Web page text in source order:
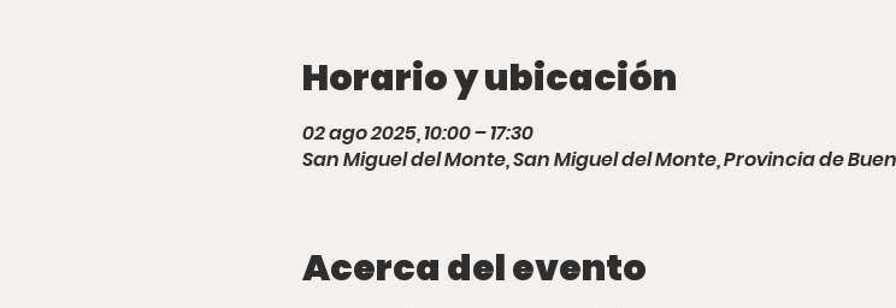
Horario y ubicación
02 ago 2025, 10:00 – 17:30
San Miguel del Monte, San Miguel del Monte, Provincia de
Acerca del evento